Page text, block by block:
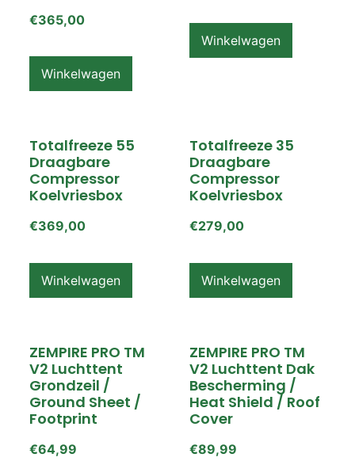
€365,00
Winkelwagen
Winkelwagen
Totalfreeze 55
Draagbare
Compressor
Koelvriesbox
€369,00
Winkelwagen
Totalfreeze 35
Draagbare
Compressor
Koelvriesbox
€279,00
Winkelwagen
ZEMPIRE PRO TM
V2 Luchttent
Grondzeil /
Ground Sheet /
Footprint
€64,99
ZEMPIRE PRO TM
V2 Luchttent Dak
Bescherming /
Heat Shield / Roof
Cover
€89,99